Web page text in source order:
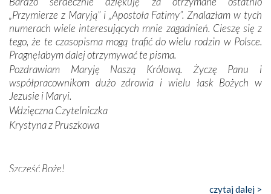
nieszczęściem i śmiercią. Te uniwersalne prawdy
przychodziły na myśl, gdy słuchaliśmy opowieści
przewodników o portugalskich monarchach i wodzach,
zwycięskich bitwach i nieszczęśliwych losach grzesznych
kochanków.
Byli tym razem pośród Apostołów Fatimy reprezentanci
każdego spośród żyjących pokoleń. Najmłodszy uczestnik
liczył sobie 13 lat, zaś senior, pan Zdzisław – już 94.
Całe życie marzyłem, by tu przyjechać
Nasza pielgrzymka nie byłaby tak bogata w duchową treść
„Przymierze z Maryją” i „Apostoła Fatimy”. Znalazłam w tych
numerach wiele interesujących mnie zagadnień. Cieszę się z
tego, że te czasopisma mogą trafić do wielu rodzin w Polsce.
Pragnęłabym dalej otrzymywać te pisma.
Pozdrawiam Maryję Naszą Królową. Życzę Panu i
współpracownikom dużo zdrowia i wielu łask Bożych w
Jezusie i Maryi.
Wdzięczna Czytelniczka
Krystyna z Pruszkowa
Szczęść Boże!
czytaj dalej >